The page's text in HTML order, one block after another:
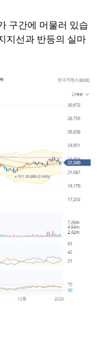
구간에 머물러 있습
지선과 반등의 실마